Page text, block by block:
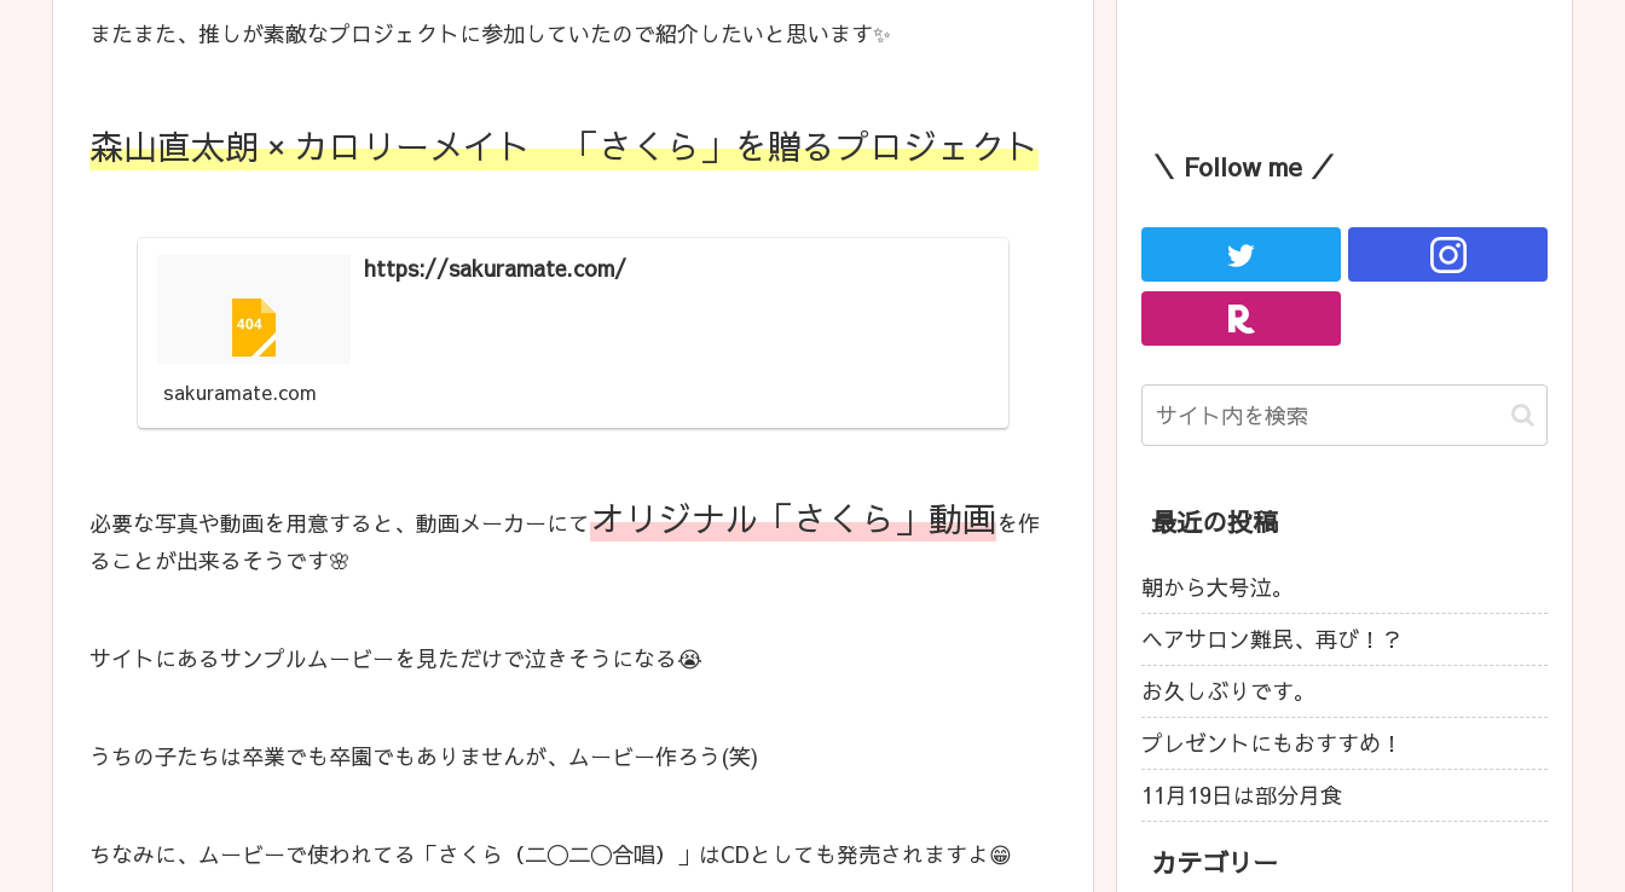
またまた、推しが素敵なプロジェクトに参加していたので紹介したいと思います✨
森山直太朗 × カロリーメイト 「さくら」を贈るプロジェクト
https://sakuramate.com/
sakuramate.com
必要な写真や動画を用意すると、動画メーカーにてオリジナル「さくら」動画を作
ることが出来るそうです🌸
サイトにあるサンプルムービーを見ただけで泣きそうになる😭
うちの子たちは卒業でも卒園でもありませんが、ムービー作ろう(笑)
ちなみに、ムービーで使われてる「さくら（二〇二〇合唱）」はCDとしても発売されますよ😁
＼ Follow me ／
最近の投稿
朝から大号泣。
ヘアサロン難民、再び！？
お久しぶりです。
プレゼントにもおすすめ！
11月19日は部分月食
カテゴリー